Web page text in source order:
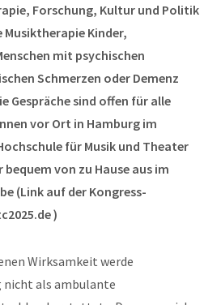
Forschung, Kultur und Politik
Kinder,
mit psychischen
Schmerzen oder Demenz
Gespräche sind offen für alle
vor Ort in Hamburg im
für Musik und Theater
von zu Hause aus im
(Link auf der Kongress-
)
Wirksamkeit werde
nicht als ambulante